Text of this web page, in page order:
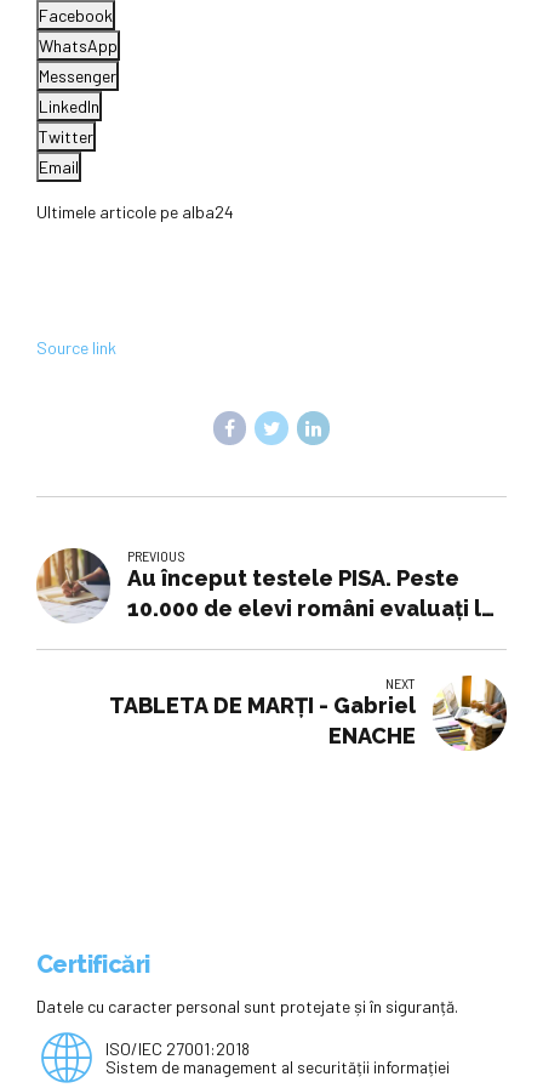
Facebook
WhatsApp
Messenger
LinkedIn
Twitter
Email
Ultimele articole pe alba24
Source link
PREVIOUS
Au început testele PISA. Peste
10.000 de elevi români evaluați la
NEXT
TABLETA DE MARȚI - Gabriel
ENACHE
Certificări
Datele cu caracter personal sunt protejate și în siguranță.
ISO/IEC 27001:2018
Sistem de management al securității informației